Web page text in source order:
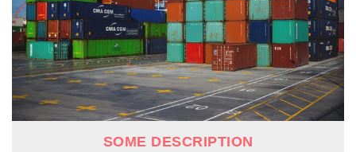
SOME DESCRIPTION